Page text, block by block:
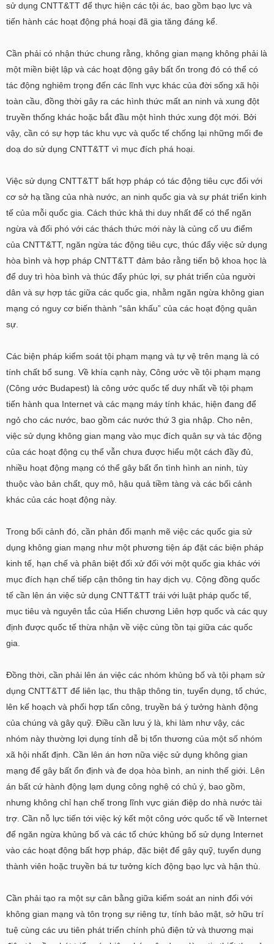
sử dụng CNTT&TT để thực hiện các tội ác, bao gồm bạo lực và
tiến hành các hoạt động phá hoại đã gia tăng đáng kể.
Cần phải có nhận thức chung rằng, không gian mạng không phải là
một miền biệt lập và các hoạt động gây bất ổn trong đó có thể có
tác động nghiêm trọng đến các lĩnh vực khác của đời sống xã hội
toàn cầu, đồng thời gây ra các hình thức mất an ninh và xung đột
truyền thống khác hoặc bắt đầu một hình thức xung đột mới. Bởi
vậy, cần có sự hợp tác khu vực và quốc tế chống lại những mối đe
doạ do sử dụng CNTT&TT vì mục đích phá hoại.
Việc sử dụng CNTT&TT bất hợp pháp có tác động tiêu cực đối với
cơ sở hạ tầng của nhà nước, an ninh quốc gia và sự phát triển kinh
tế của mỗi quốc gia. Cách thức khả thi duy nhất để có thể ngăn
ngừa và đối phó với các thách thức mới này là củng cố ưu điểm
của CNTT&TT, ngăn ngừa tác động tiêu cực, thúc đẩy việc sử dụng
hòa bình và hợp pháp CNTT&TT đảm bảo rằng tiến bộ khoa học là
để duy trì hòa bình và thúc đẩy phúc lợi, sự phát triển của người
dân và sự hợp tác giữa các quốc gia, nhằm ngăn ngừa không gian
mạng có nguy cơ biến thành “sân khấu” của các hoạt động quân
sự.
Các biện pháp kiểm soát tội phạm mạng và tự vệ trên mạng là có
tính chất bổ sung. Về khía cạnh này, Công ước về tội phạm mạng
(Công ước Budapest) là công ước quốc tế duy nhất về tội phạm
tiến hành qua Internet và các mạng máy tính khác, hiện đang để
ngỏ cho các nước, bao gồm các nước thứ 3 gia nhập. Cho nên,
việc sử dụng không gian mạng vào mục đích quân sự và tác động
của các hoạt động cụ thể vẫn chưa được hiểu một cách đầy đủ,
nhiều hoạt động mạng có thể gây bất ổn tình hình an ninh, tùy
thuộc vào bản chất, quy mô, hậu quả tiềm tàng và các bối cảnh
khác của các hoạt động này.
Trong bối cảnh đó, cần phản đối mạnh mẽ việc các quốc gia sử
dụng không gian mạng như một phương tiện áp đặt các biện pháp
kinh tế, hạn chế và phân biệt đối xử đối với một quốc gia khác với
mục đích hạn chế tiếp cận thông tin hay dịch vụ. Cộng đồng quốc
tế cần lên án việc sử dụng CNTT&TT trái với luật pháp quốc tế,
mục tiêu và nguyên tắc của Hiến chương Liên hợp quốc và các quy
định được quốc tế thừa nhận về việc cùng tồn tại giữa các quốc
gia.
Đồng thời, cần phải lên án việc các nhóm khủng bố và tội phạm sử
dụng CNTT&TT để liên lạc, thu thập thông tin, tuyển dụng, tổ chức,
lên kế hoạch và phối hợp tấn công, truyền bá ý tưởng hành động
của chúng và gây quỹ. Điều cần lưu ý là, khi làm như vậy, các
nhóm này thường lợi dụng tính dễ bị tổn thương của một số nhóm
xã hội nhất định. Cần lên án hơn nữa việc sử dụng không gian
mạng để gây bất ổn định và đe dọa hòa bình, an ninh thế giới. Lên
án bất cứ hành động lạm dụng công nghệ có chủ ý, bao gồm,
nhưng không chỉ hạn chế trong lĩnh vực gián điệp do nhà nước tài
trợ. Cần nỗ lực tiến tới việc ký kết một công ước quốc tế về Internet
để ngăn ngừa khủng bố và các tổ chức khủng bố sử dụng Internet
vào các hoạt động bất hợp pháp, đặc biệt để gây quỹ, tuyển dụng
thành viên hoặc truyền bá tư tưởng kích động bạo lực và hận thù.
Cần phải tạo ra một sự cân bằng giữa kiểm soát an ninh đối với
không gian mạng và tôn trọng sự riêng tư, tính bảo mật, sở hữu trí
tuệ cùng các ưu tiên phát triển chính phủ điện tử và thương mại